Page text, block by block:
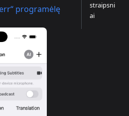
programėlę
straipsni
ai